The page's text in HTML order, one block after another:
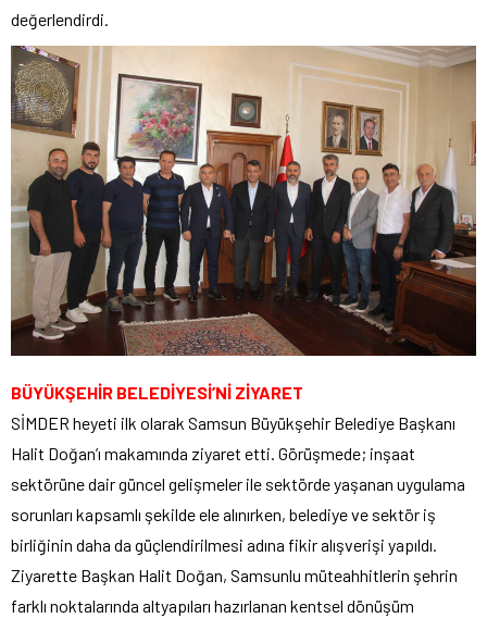
değerlendirdi.
BÜYÜKŞEHİR BELEDİYESİ’Nİ ZİYARET
SİMDER heyeti ilk olarak Samsun Büyükşehir Belediye Başkanı
Halit Doğan’ı makamında ziyaret etti. Görüşmede; inşaat
sektörüne dair güncel gelişmeler ile sektörde yaşanan uygulama
sorunları kapsamlı şekilde ele alınırken, belediye ve sektör iş
birliğinin daha da güçlendirilmesi adına fikir alışverişi yapıldı.
Ziyarette Başkan Halit Doğan, Samsunlu müteahhitlerin şehrin
farklı noktalarında altyapıları hazırlanan kentsel dönüşüm